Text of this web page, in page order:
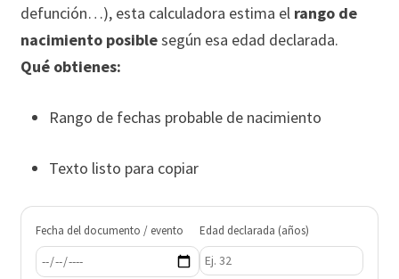
defunción…), esta calculadora estima el rango de
nacimiento posiblesegún esa edad declarada.
Qué obtienes:
Rango de fechas probable de nacimiento
Texto listo para copiar
Fecha del documento / evento Edad declarada (años)